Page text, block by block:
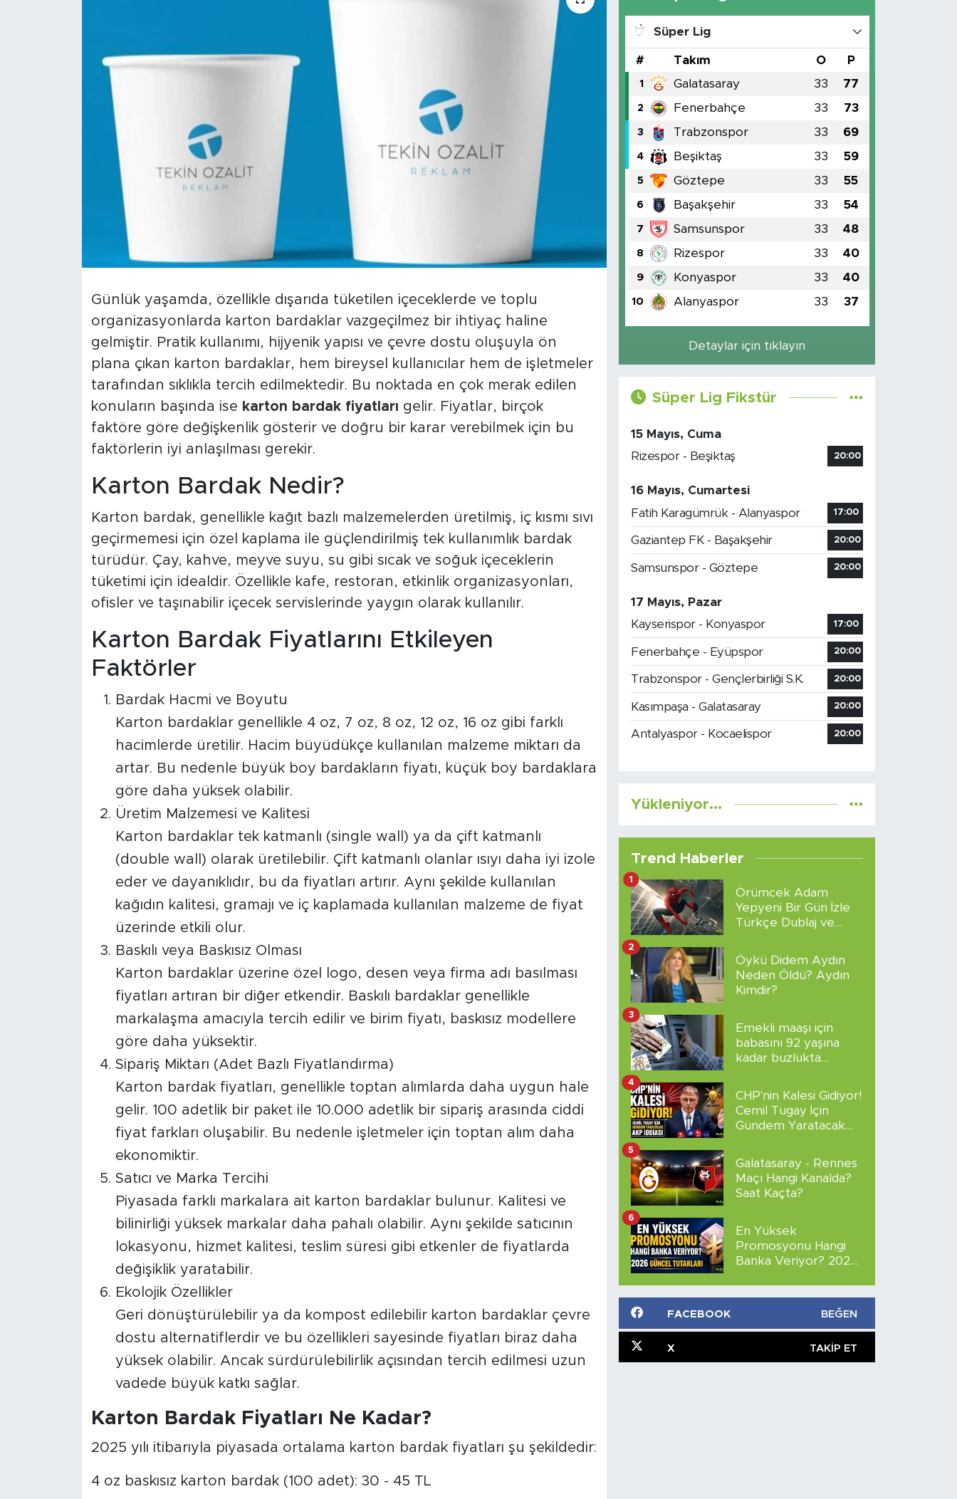
Günlük yaşamda, özellikle dışarıda tüketilen içeceklerde ve toplu
organizasyonlarda karton bardaklar vazgeçilmez bir ihtiyaç haline
gelmiştir. Pratik kullanımı, hijyenik yapısı ve çevre dostu oluşuyla ön
plana çıkan karton bardaklar, hem bireysel kullanıcılar hem de işletmeler
tarafından sıklıkla tercih edilmektedir. Bu noktada en çok merak edilen
konuların başında ise karton bardak fiyatları gelir. Fiyatlar, birçok
faktöre göre değişkenlik gösterir ve doğru bir karar verebilmek için bu
faktörlerin iyi anlaşılması gerekir.
Karton Bardak Nedir?
Karton bardak, genellikle kağıt bazlı malzemelerden üretilmiş, iç kısmı sıvı
geçirmemesi için özel kaplama ile güçlendirilmiş tek kullanımlık bardak
türüdür. Çay, kahve, meyve suyu, su gibi sıcak ve soğuk içeceklerin
tüketimi için idealdir. Özellikle kafe, restoran, etkinlik organizasyonları,
ofisler ve taşınabilir içecek servislerinde yaygın olarak kullanılır.
Karton Bardak Fiyatlarını Etkileyen
Faktörler
Bardak Hacmi ve Boyutu
Karton bardaklar genellikle 4 oz, 7 oz, 8 oz, 12 oz, 16 oz gibi farklı
hacimlerde üretilir. Hacim büyüdükçe kullanılan malzeme miktarı da
artar. Bu nedenle büyük boy bardakların fiyatı, küçük boy bardaklara
göre daha yüksek olabilir.
Üretim Malzemesi ve Kalitesi
Karton bardaklar tek katmanlı (single wall) ya da çift katmanlı
(double wall) olarak üretilebilir. Çift katmanlı olanlar ısıyı daha iyi izole
eder ve dayanıklıdır, bu da fiyatları artırır. Aynı şekilde kullanılan
kağıdın kalitesi, gramajı ve iç kaplamada kullanılan malzeme de fiyat
üzerinde etkili olur.
Baskılı veya Baskısız Olması
Karton bardaklar üzerine özel logo, desen veya firma adı basılması
fiyatları artıran bir diğer etkendir. Baskılı bardaklar genellikle
markalaşma amacıyla tercih edilir ve birim fiyatı, baskısız modellere
göre daha yüksektir.
Sipariş Miktarı (Adet Bazlı Fiyatlandırma)
Karton bardak fiyatları, genellikle toptan alımlarda daha uygun hale
gelir. 100 adetlik bir paket ile 10.000 adetlik bir sipariş arasında ciddi
fiyat farkları oluşabilir. Bu nedenle işletmeler için toptan alım daha
ekonomiktir.
Satıcı ve Marka Tercihi
Piyasada farklı markalara ait karton bardaklar bulunur. Kalitesi ve
bilinirliği yüksek markalar daha pahalı olabilir. Aynı şekilde satıcının
lokasyonu, hizmet kalitesi, teslim süresi gibi etkenler de fiyatlarda
değişiklik yaratabilir.
Ekolojik Özellikler
Geri dönüştürülebilir ya da kompost edilebilir karton bardaklar çevre
dostu alternatiflerdir ve bu özellikleri sayesinde fiyatları biraz daha
yüksek olabilir. Ancak sürdürülebilirlik açısından tercih edilmesi uzun
vadede büyük katkı sağlar.
Karton Bardak Fiyatları Ne Kadar?
2025 yılı itibarıyla piyasada ortalama karton bardak fiyatları şu şekildedir:
4 oz baskısız karton bardak (100 adet): 30 - 45 TL
Süper Lig
# Takım O P
1 Galatasaray 33 77
2 Fenerbahçe 33 73
3 Trabzonspor 33 69
4 Beşiktaş 33 59
5 Göztepe 33 55
6 Başakşehir 33 54
7 Samsunspor 33 48
8 Rizespor 33 40
9 Konyaspor 33 40
10 Alanyaspor 33 37
Detaylar için tıklayın
Süper Lig Fikstür
15 Mayıs, Cuma
Rizespor - Beşiktaş
20:00
16 Mayıs, Cumartesi
Fatih Karagümrük - Alanyaspor
17:00
Gaziantep FK - Başakşehir 20:00
Samsunspor - Göztepe 20:00
17 Mayıs, Pazar
Kayserispor - Konyaspor
17:00
Fenerbahçe - Eyüpspor 20:00
Trabzonspor - Gençlerbirliği S.K. 20:00
Kasımpaşa - Galatasaray 20:00
Antalyaspor - Kocaelispor 20:00
Yükleniyor...
Trend Haberler
Örümcek Adam
Yepyeni Bir Gün İzle
Türkçe Dublaj ve
1
Öykü Didem Aydın
Neden Öldü? Aydın
Kimdir?
2
Emekli maaşı için
babasını 92 yaşına
kadar buzlukta
3
CHP'nin Kalesi Gidiyor!
Cemil Tugay İçin
Gündem Yaratacak
4
Galatasaray - Rennes
Maçı Hangi Kanalda?
Saat Kaçta?
5
En Yüksek
Promosyonu Hangi
Banka Veriyor? 2026
6
FACEBOOK BEĞEN
X TAKIP ET